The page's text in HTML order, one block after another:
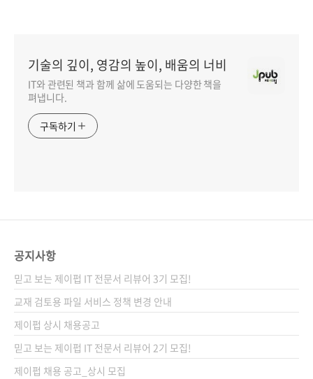
기술의 깊이, 영감의 높이, 배움의 너비
IT와 관련된 책과 함께 삶에 도움되는 다양한 책을
펴냅니다.
구독하기
공지사항
믿고 보는 제이펍 IT 전문서 리뷰어 3기 모집!
교재 검토용 파일 서비스 정책 변경 안내
제이펍 상시 채용공고
믿고 보는 제이펍 IT 전문서 리뷰어 2기 모집!
제이펍 채용 공고_상시 모집